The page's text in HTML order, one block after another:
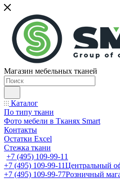
Магазин мебельных тканей
Каталог
По типу ткани
Фото мебели в Тканях Smart
Контакты
Остатки Excel
Стежка ткани
+7 (495) 109-99-11
+7 (495) 109-99-11Центральный
+7 (495) 109-99-77Розничный